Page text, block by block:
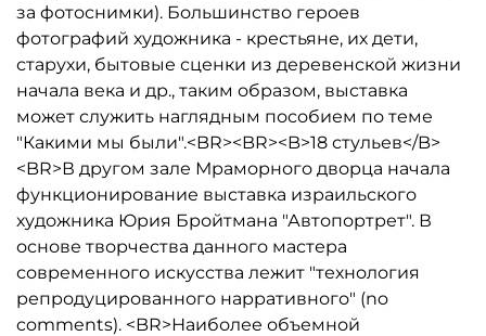
за фотоснимки). Большинство героев
фотографий художника - крестьяне, их дети,
старухи, бытовые сценки из деревенской жизни
начала века и др., таким образом, выставка
может служить наглядным пособием по теме
"Какими мы были".<BR><BR><B>18 стульев</B>
<BR>В другом зале Мраморного дворца начала
функционирование выставка израильского
художника Юрия Бройтмана "Автопортрет". В
основе творчества данного мастера
современного искусства лежит "технология
репродуцированного нарративного" (no
comments). <BR>Наиболее объемной